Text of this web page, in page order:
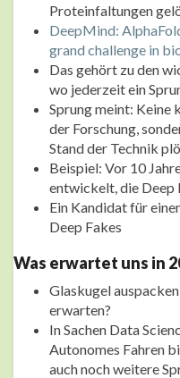
Proteinfaltungen
DeepMind:
grand challenge in
Das gehört zu den
wo jederzeit ein
Sprung meint: Keine
der Forschung,
Stand der Technik
Beispiel: Vor 10
entwickelt, die Deep
Ein Kandidat für
Deep Fakes
Was erwartet uns in
Glaskugel
erwarten?
In Sachen Data
Autonomes Fahren
auch noch weitere